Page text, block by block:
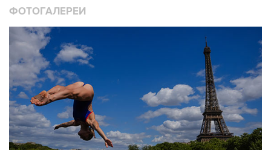
ФОТОГАЛЕРЕИ